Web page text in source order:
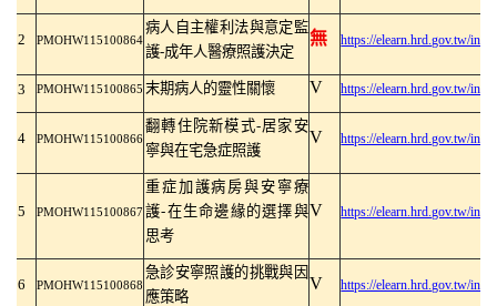
2 PMOHW115100864
病人自主權利法與意定監
護-成年人醫療照護決定
無 https://elearn.hrd.gov.tw/
3 PMOHW115100865 末期病人的靈性關懷 V https://elearn.hrd.gov.tw/
4 PMOHW115100866
翻轉住院新模式-居家安
寧與在宅急症照護
V https://elearn.hrd.gov.tw/
5 PMOHW115100867
重症加護病房與安寧療
護-在生命邊緣的選擇與
思考
V https://elearn.hrd.gov.tw/
6 PMOHW115100868
急診安寧照護的挑戰與因
應策略
V https://elearn.hrd.gov.tw/